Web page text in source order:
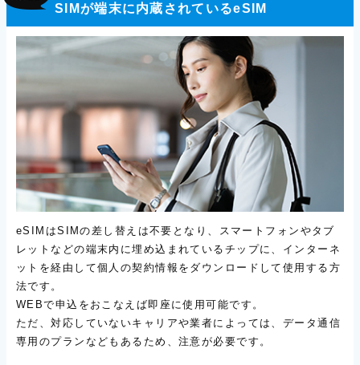
SIMが端末に内蔵されているeSIM
eSIMはSIMの差し替えは不要となり、スマートフォンやタブ
レットなどの端末内に埋め込まれているチップに、インターネ
ットを経由して個人の契約情報をダウンロードして使用する方
法です。
WEBで申込をおこなえば即座に使用可能です。
ただ、対応していないキャリアや業者によっては、データ通信
専用のプランなどもあるため、注意が必要です。